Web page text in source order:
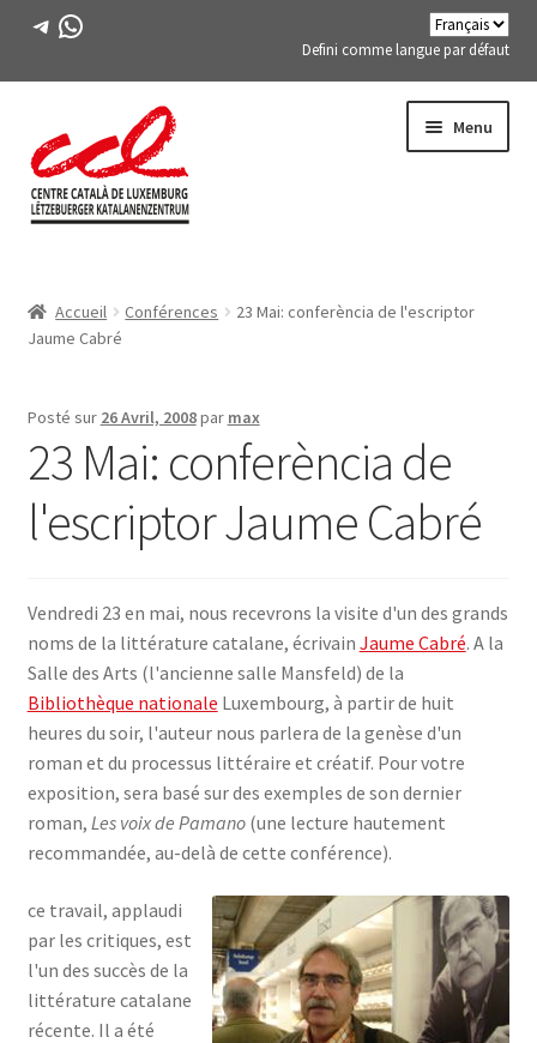
Télégramme
WhatsApp
Defini comme langue par défaut
la
navigation
au
contenu
Menu
menu
ACTIVITÉS
Expand
MEMBRES DE FES-TE
LIVRE
Accueil Conférences 23 Mai:conferència de l'escriptor
Jaume Cabré
Posté sur 26 Avril, 2008par max
23 Mai: conferència de
l'escriptor Jaume Cabré
Vendredi 23 en mai, nous recevrons la visite d'un des grands
noms de la littérature catalane, écrivain Jaume Cabré. A la
Salle des Arts (l'ancienne salle Mansfeld) de la
Bibliothèque nationale Luxembourg, à partir de huit
heures du soir, l'auteur nous parlera de la genèse d'un
roman et du processus littéraire et créatif. Pour votre
exposition, sera basé sur des exemples de son dernier
roman, Les voix de Pamano(une lecture hautement
recommandée, au-delà de cette conférence).
ce travail, applaudi
par les critiques, est
l'un des succès de la
littérature catalane
récente. Il a été